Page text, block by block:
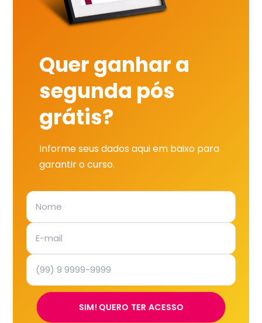
Quer ganhar a
segunda pós
grátis?
Informe seus dados aqui em baixo para
garantir o curso.
SIM! QUERO TER ACESSO